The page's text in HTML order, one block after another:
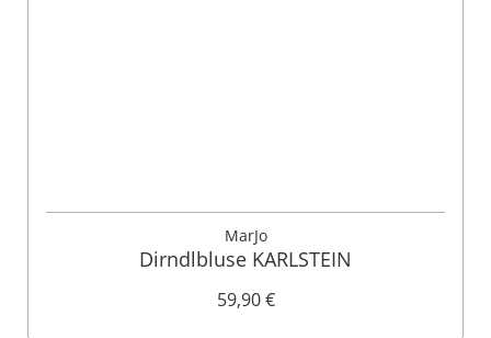
MarJo
Dirndlbluse KARLSTEIN
59,90 €